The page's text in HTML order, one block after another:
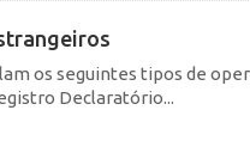
os seguintes tipos de
Declaratório...